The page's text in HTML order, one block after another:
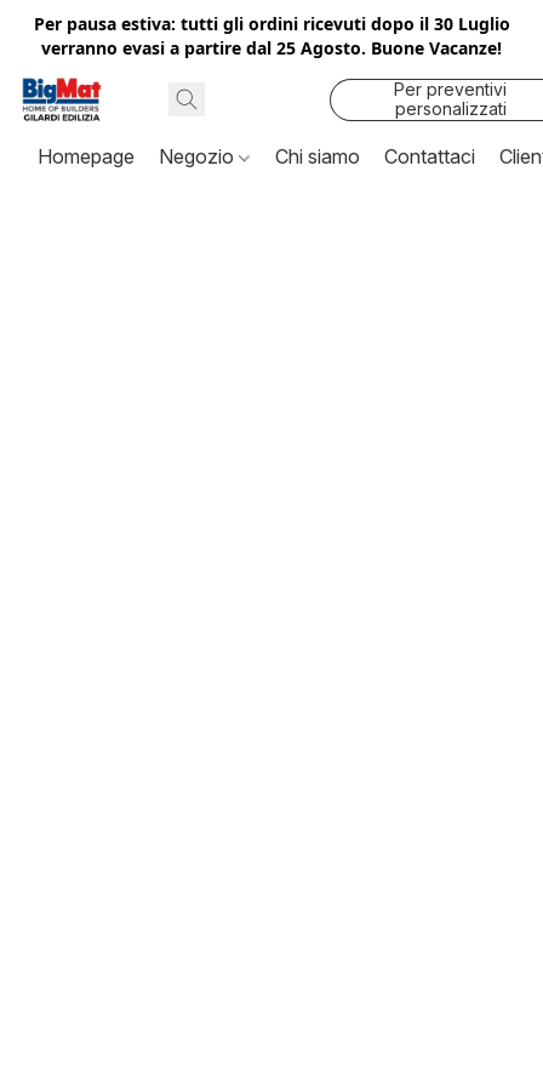
Per pausa estiva: tutti gli ordini ricevuti dopo il 30 Luglio
verranno evasi a partire dal 25 Agosto. Buone Vacanze!
Per preventivi
personalizzati
contattaci
Homepage Negozio Chi siamo Contattaci